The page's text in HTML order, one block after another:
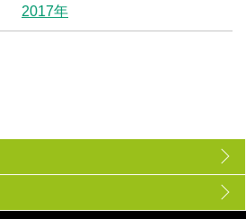
2017年